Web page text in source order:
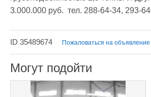
3.000.000 руб.  тел. 288-64-34, 293-
ID 35489674 Пожаловаться на объявление
Могут подойти